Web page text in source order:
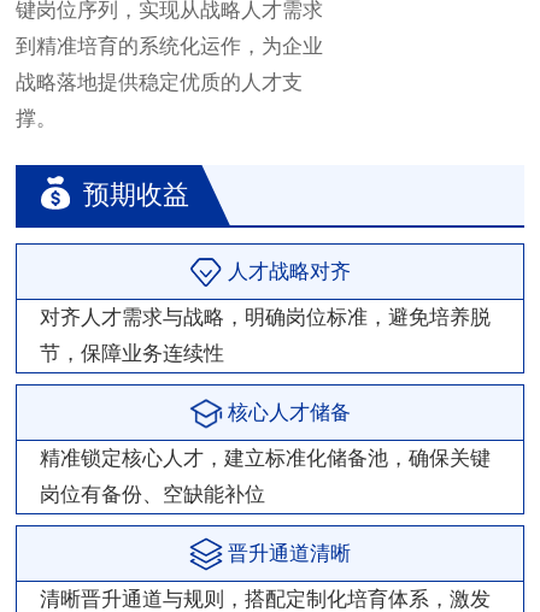
键岗位序列，实现从战略人才需求
到精准培育的系统化运作，为企业
战略落地提供稳定优质的人才支
撑。
预期收益
人才战略对齐
对齐人才需求与战略，明确岗位标准，避免培养脱
节，保障业务连续性
核心人才储备
精准锁定核心人才，建立标准化储备池，确保关键
岗位有备份、空缺能补位
晋升通道清晰
清晰晋升通道与规则，搭配定制化培育体系，激发